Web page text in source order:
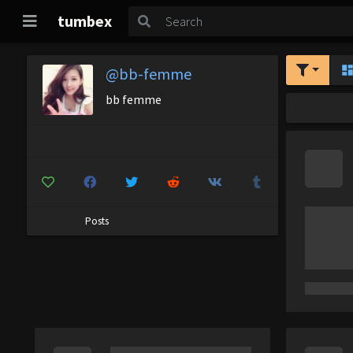
tumbex
@bb-femme
bb femme
Posts